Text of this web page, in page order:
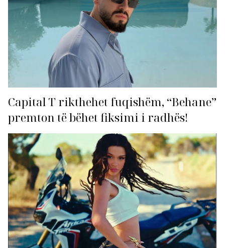
Capital T rikthehet fuqishëm, “Behane”
premton të bëhet fiksimi i radhës!